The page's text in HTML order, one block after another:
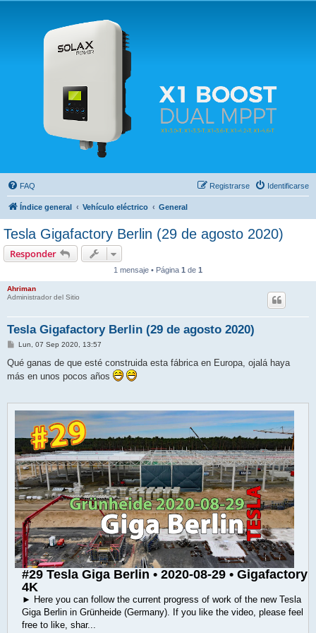
Solax FAQ
Lugar para intercambiar dudas sobre inversores solares Solax y temas relacionados.
FAQ Identificarse
Registrarse
Índice general Vehículo eléctrico General
Tesla Gigafactory Berlin (29 de agosto 2020)
Responder
1 mensaje • Página 1 de 1
Ahriman
Administrador del Sitio
Tesla Gigafactory Berlin (29 de agosto 2020)
M
n
a
Lun, 07 Sep 2020, 13:57
Qué ganas de que esté construida esta fábrica en Europa, ojalá haya
más en unos pocos años
#29 Tesla Giga Berlin • 2020-08-29 • Gigafactory
4K
► Here you can follow the current progress of work of the new Tesla
Giga Berlin in Grünheide (Germany). If you like the video, please feel
free to like, shar...